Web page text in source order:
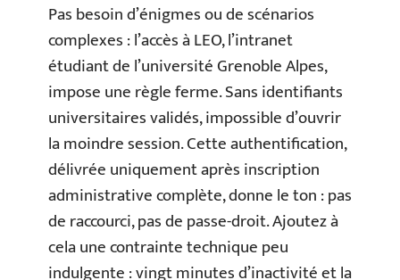
Pas besoin d’énigmes ou de scénarios
complexes : l’accès à LEO, l’intranet
étudiant de l’université Grenoble Alpes,
impose une règle ferme. Sans identifiants
universitaires validés, impossible d’ouvrir
la moindre session. Cette authentification,
délivrée uniquement après inscription
administrative complète, donne le ton : pas
de raccourci, pas de passe-droit. Ajoutez à
cela une contrainte technique peu
indulgente : vingt minutes d’inactivité et la